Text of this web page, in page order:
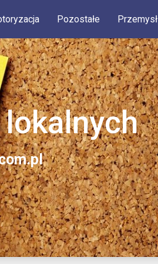
Pozostałe Przemysł